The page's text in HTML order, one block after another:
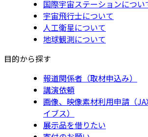
国際宇宙ステーションについ
宇宙飛行士について
人工衛星について
地球観測について
目的から探す
報道関係者（取材申込み）
講演依頼
画像、映像素材利用申請（
イブス）
展示品を借りたい